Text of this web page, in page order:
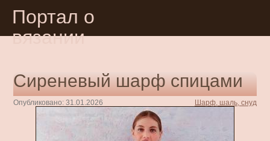
Портал о
вязании
Сиреневый шарф спицами
Опубликовано: 31.01.2026 Шарф, шаль, снуд